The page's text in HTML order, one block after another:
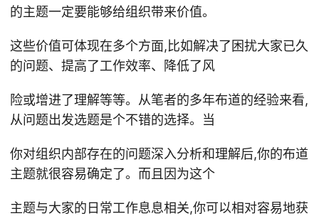
的主题一定要能够给组织带来价值。
这些价值可体现在多个方面,比如解决了困扰大家已久
的问题、提高了工作效率、降低了风
险或增进了理解等等。从笔者的多年布道的经验来看,
从问题出发选题是个不错的选择。当
你对组织内部存在的问题深入分析和理解后,你的布道
主题就很容易确定了。而且因为这个
主题与大家的日常工作息息相关,你可以相对容易地获